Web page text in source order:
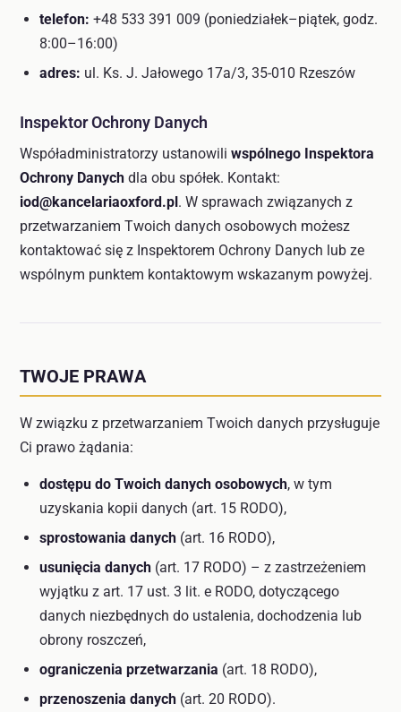
telefon: +48 533 391 009 (poniedziałek–piątek, godz.
8:00–16:00)
adres: ul. Ks. J. Jałowego 17a/3, 35-010 Rzeszów
Inspektor Ochrony Danych
Współadministratorzy ustanowili wspólnego Inspektora
Ochrony Danych dla obu spółek. Kontakt:
iod@kancelariaoxford.pl . W sprawach związanych z
przetwarzaniem Twoich danych osobowych możesz
kontaktować się z Inspektorem Ochrony Danych lub ze
wspólnym punktem kontaktowym wskazanym powyżej.
TWOJE PRAWA
W związku z przetwarzaniem Twoich danych przysługuje
Ci prawo żądania:
dostępu do Twoich danych osobowych, w tym
uzyskania kopii danych (art. 15 RODO),
sprostowania danych (art. 16 RODO),
usunięcia danych (art. 17 RODO) – z zastrzeżeniem
wyjątku z art. 17 ust. 3 lit. e RODO, dotyczącego
danych niezbędnych do ustalenia, dochodzenia lub
obrony roszczeń,
ograniczenia przetwarzania (art. 18 RODO),
przenoszenia danych (art. 20 RODO).